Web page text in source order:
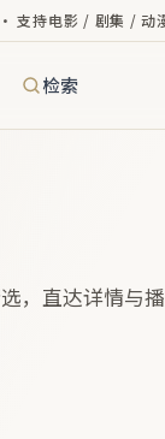
支持电影 / 剧集 / 动
检索
，直达详情与